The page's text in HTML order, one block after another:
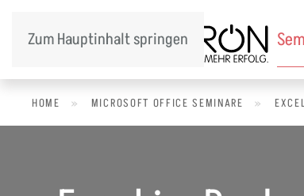
Zum Hauptinhalt springen
HOME » MICROSOFT OFFICE SEMINARE »